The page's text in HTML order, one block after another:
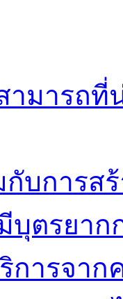
มารถที่
กับการส
ตรยาก
การจา